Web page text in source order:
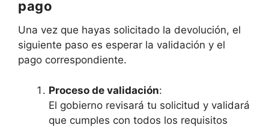
pago
Una vez que hayas solicitado la devolución, el
siguiente paso es esperar la validación y el
pago correspondiente.
Proceso de validación:
El gobierno revisará tu solicitud y validará
que cumples con todos los requisitos